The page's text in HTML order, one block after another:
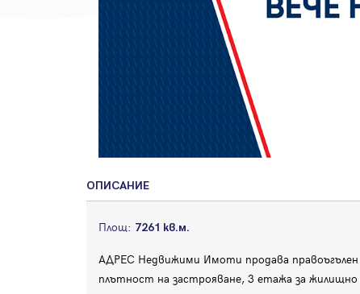
ОПИСАНИЕ
Площ: 7261 кв.м.
АДРЕС Недвижими Имоти продава
плътност на застрояване, 3 етажа за